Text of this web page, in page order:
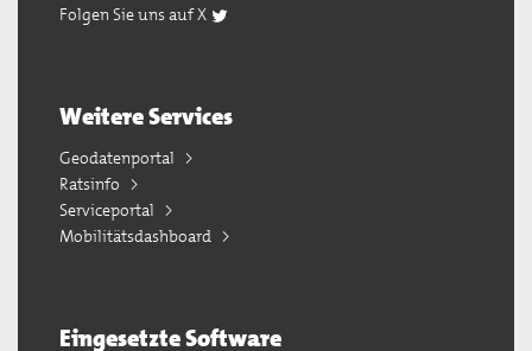
Folgen Sie uns auf X
Weitere Services
Geodatenportal
Ratsinfo
Serviceportal
Mobilitätsdashboard
Eingesetzte Software